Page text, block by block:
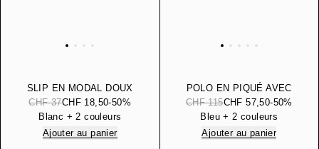
SLIP EN MODAL DOUX
CHF 37CHF 18,50-50%
Blanc + 2 couleurs
Ajouter au panier
POLO EN PIQUÉ AVEC
BRODERIE AIGLE
CHF 115CHF 57,50-50%
Bleu + 2 couleurs
Ajouter au panier